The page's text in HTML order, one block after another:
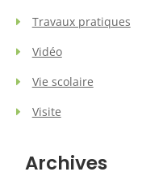
Travaux pratiques
Vidéo
Vie scolaire
Visite
Archives